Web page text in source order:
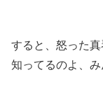
すると、怒った
知ってるのよ、み